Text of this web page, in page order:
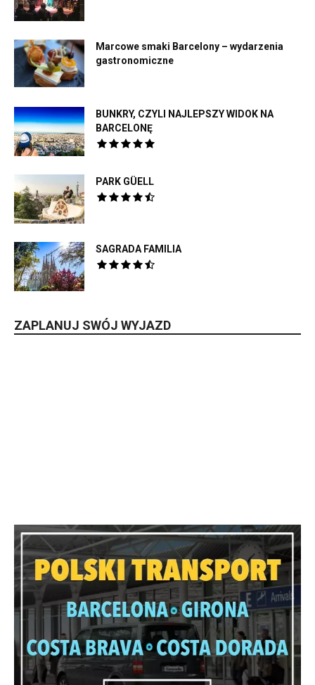
Marcowe smaki Barcelony – wydarzenia
gastronomiczne
BUNKRY, CZYLI NAJLEPSZY WIDOK NA
BARCELONĘ
PARK GÜELL
SAGRADA FAMILIA
ZAPLANUJ SWÓJ WYJAZD